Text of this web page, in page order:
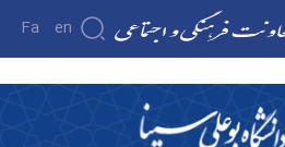
Fa En